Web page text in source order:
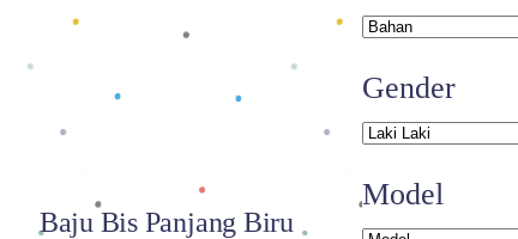
Baca selengkapnya
Baju Bis Panjang Biru
Gender
Model